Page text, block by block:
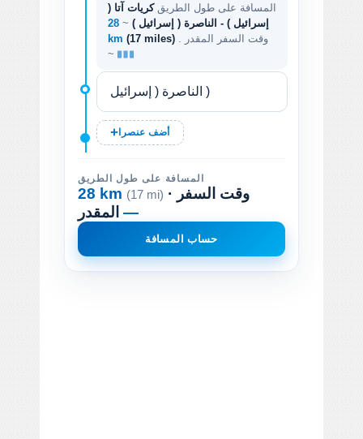
المسافة على طول الطريقكريات آتا (
إسرائيل ) - الناصرة ( إسرائيل ) ~
28
km (17 miles)
~
أضف عنصرا
المسافة على طول الطريق
28 km (17 mi) · وقت السفر
—
حساب المسافة